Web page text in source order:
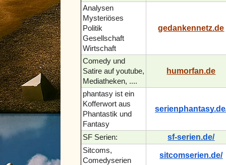
Analysen
Mysteriöses
Politik
Gesellschaft
Wirtschaft
gedankennetz.de
Comedy und
Satire auf youtube,
Mediatheken, ....
humorfan.de
phantasy ist ein
Kofferwort aus
Phantastik und
Fantasy
SF Serien: sf-serien.de/
Sitcoms,
Comedyserien
sitcomserien.de/